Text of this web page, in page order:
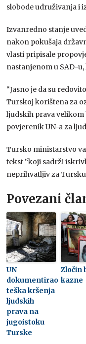
slobode udruživanja i
Izvanredno stanje
nakon pokušaja
vlasti pripisale
nastanjenom u SAD-
“Jasno je da su
Turskoj korištena za
ljudskih prava velikom
povjerenik UN-a za
Tursko ministarstvo
tekst “koji sadrži
neprihvatljiv za
Povezani
UN
dokumentirao
teška kršenja
ljudskih
prava na
jugoistoku
Turske
Zločin
kazne